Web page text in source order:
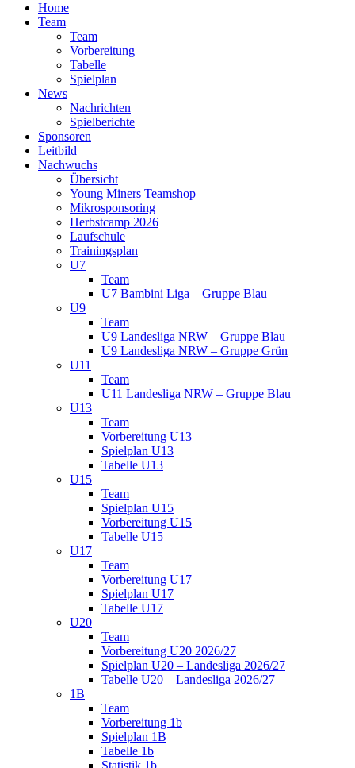
Home
Team
Team
Vorbereitung
Tabelle
Spielplan
News
Nachrichten
Spielberichte
Sponsoren
Leitbild
Nachwuchs
Übersicht
Young Miners Teamshop
Mikrosponsoring
Herbstcamp 2026
Laufschule
Trainingsplan
U7
Team
U7 Bambini Liga – Gruppe Blau
U9
Team
U9 Landesliga NRW – Gruppe Blau
U9 Landesliga NRW – Gruppe Grün
U11
Team
U11 Landesliga NRW – Gruppe Blau
U13
Team
Vorbereitung U13
Spielplan U13
Tabelle U13
U15
Team
Spielplan U15
Vorbereitung U15
Tabelle U15
U17
Team
Vorbereitung U17
Spielplan U17
Tabelle U17
U20
Team
Vorbereitung U20 2026/27
Spielplan U20 – Landesliga 2026/27
Tabelle U20 – Landesliga 2026/27
1B
Team
Vorbereitung 1b
Spielplan 1B
Tabelle 1b
Statistik 1b